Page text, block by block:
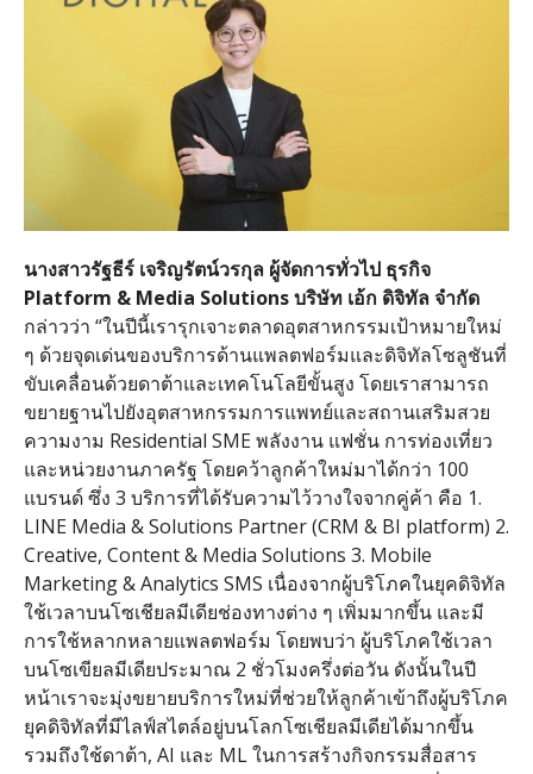
นางสาวรัฐธีร์ เจริญรัตน์วรกุล ผู้จัดการทั่วไป ธุรกิจ
Platform & Media Solutionsบริษัท เอ้ก ดิจิทัล จำกัด
กล่าวว่า “ในปีนี้เรารุกเจาะตลาดอุตสาหกรรมเป้าหมายใหม่
ๆ ด้วยจุดเด่นของบริการด้านแพลตฟอร์มและดิจิทัลโซลูชันที่
ขับเคลื่อนด้วยดาต้าและเทคโนโลยีขั้นสูง โดยเราสามารถ
ขยายฐานไปยังอุตสาหกรรมการแพทย์และสถานเสริมสวย
ความงาม Residential SMEพลังงาน แฟชั่น การท่องเที่ยว
และหน่วยงานภาครัฐ โดยคว้าลูกค้าใหม่มาได้กว่า 100
แบรนด์ ซึ่ง 3 บริการที่ได้รับความไว้วางใจจากคู่ค้า คือ 1.
LINE Media & Solutions Partner (CRM & BI platform) 2.
Creative, Content & Media Solutions 3. Mobile
Marketing & Analytics SMS เนื่องจากผู้บริโภคในยุคดิจิทัล
ใช้เวลาบนโซเชียลมีเดียช่องทางต่าง ๆ เพิ่มมากขึ้น และมี
การใช้หลากหลายแพลตฟอร์ม โดยพบว่า ผู้บริโภคใช้เวลา
บนโซเขียลมีเดียประมาณ2 ชั่วโมงครึ่งต่อวัน ดังนั้นในปี
หน้าเราจะมุ่งขยายบริการใหม่ที่ช่วยให้ลูกค้าเข้าถึงผู้บริโภค
ยุคดิจิทัลที่มีไลฟ์สไตล์อยู่บนโลกโซเชียลมีเดียได้มากขึ้น
รวมถึงใช้ดาต้า, AI และ MLในการสร้างกิจกรรมสื่อสาร